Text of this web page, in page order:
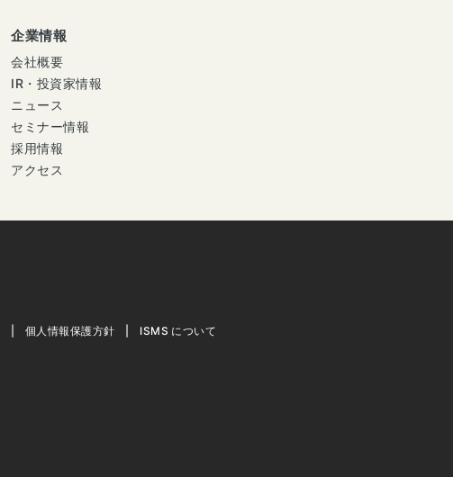
企業情報
会社概要
IR・投資家情報
ニュース
セミナー情報
採用情報
アクセス
個人情報保護方針 ISMS について